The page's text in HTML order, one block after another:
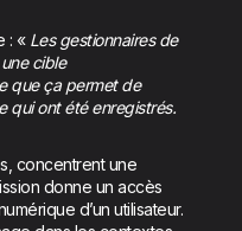
: « Les gestionnaires de
cible
que ça permet de
qui ont été enregistrés.
concentrent une
donne un accès
d’un utilisateur.